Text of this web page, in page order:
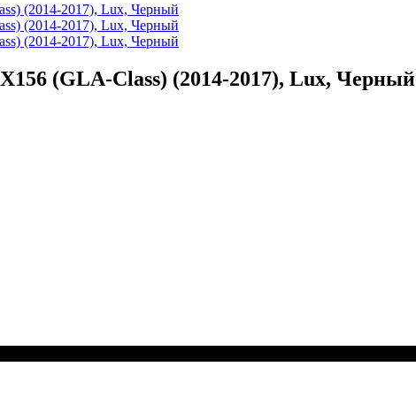
(GLA-Class) (2014-2017), Lux, Черный